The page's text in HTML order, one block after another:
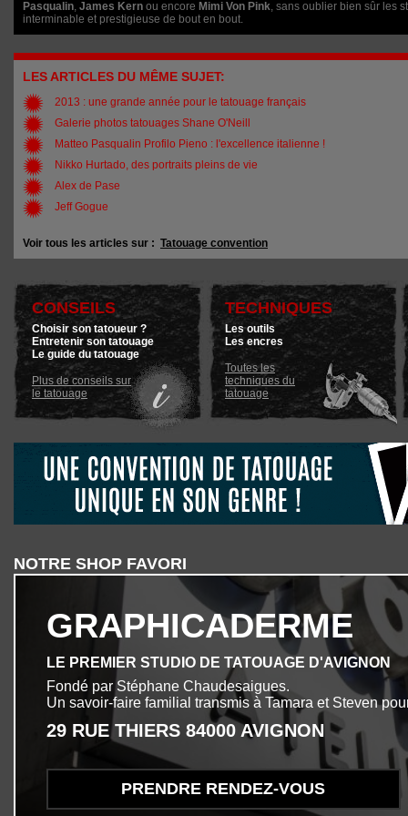
Pasqualin, James Kern ou encore Mimi Von Pink, sans oublier bien sûr les
interminable et prestigieuse de bout en bout.
LES ARTICLES DU MÊME SUJET:
2013 : une grande année pour le tatouage français
Galerie photos tatouages Shane O'Neill
Matteo Pasqualin Profilo Pieno : l'excellence italienne !
Nikko Hurtado, des portraits pleins de vie
Alex de Pase
Jeff Gogue
Voir tous les articles sur : Tatouage convention
CONSEILS
Choisir son tatoueur ?
Entretenir son tatouage
Le guide du tatouage
Plus de conseils sur
le tatouage
TECHNIQUES
Les outils
Les encres
Toutes les
techniques du
tatouage
NOTRE SHOP FAVORI
GRAPHICADERME
LE PREMIER STUDIO DE TATOUAGE D'AVIGNON
Fondé par Stéphane Chaudesaigues.
Un savoir-faire familial transmis à Tamara et Steven
29 RUE THIERS 84000 AVIGNON
PRENDRE RENDEZ-VOUS